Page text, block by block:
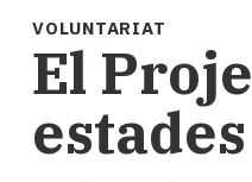
i
turisme
Cultura
Esports
Mai
tant!
VOLUNTARIAT
El